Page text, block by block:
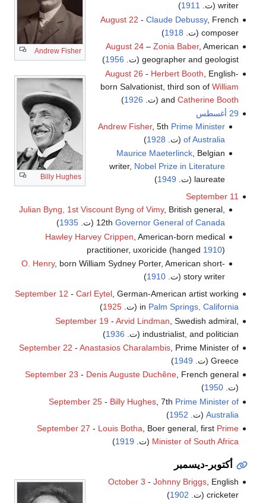
Andrew Fisher
Billy Hughes
writer (ت.
1911
)
August 22 - Claude Debussy, French
composer (ت.
1918
)
August 24– Zonia Baber, American
geographer and geologist (ت.
1956
)
August 26 - Herbert Booth , English-
born Salvationist, third son of William
and Catherine Booth (ت. 1926
)
29 أغسطس
Andrew Fisher, 5th Prime Minister
of Australia(ت. 1928
)
Maurice Maeterlinck, Belgian
writer, Nobel Prize in Literature
laureate (ت.
1949
)
September 11
Julian Byng, 1st Viscount Byng of Vimy, British general,
12thGovernor General of Canada (ت. 1935
)
Hawley Harvey Crippen , American-born medical
practitioner, uxoricide (hanged 1910)
O. Henry, born William Sydney Porter, American short-
story writer (ت.
1910
)
September 12 - Carl Eytel, German-American artist working
in Palm Springs, California (ت.1925
)
September 19 - Arvid Lindman , Swedish admiral,
industrialist, and politician (ت.
1936
)
September 22 - Anastasios Charalambis, Prime Minister of
Greece (ت.
1949
)
September 23 - Denis Auguste Duchêne, French general
(ت.1950
)
September 25- Billy Hughes, 7th Prime Minister of
Australia (ت. 1952
)
September 27 - Louis Botha , Boer general, first Prime
Minister of South Africa (ت. 1919
)
أكتوبر-ديسمبر
October 3 - Johnny Briggs, English
cricketer (ت.
1902
)